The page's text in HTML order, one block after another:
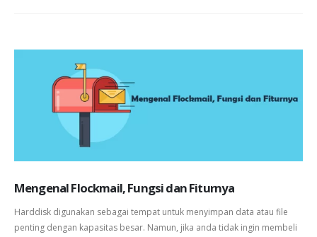
Mengenal Flockmail, Fungsi dan Fiturnya
Harddisk digunakan sebagai tempat untuk menyimpan data atau file
penting dengan kapasitas besar. Namun, jika anda tidak ingin membeli